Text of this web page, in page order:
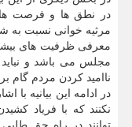
در نطق ها و فرصت
مرثیه خوانی نسبت به
معرفی ظرفیت های
مجلس می باشد و نباید
ناامید کردن مردم گام
در ادامه این بیانیه با
نکنند که با فریاد